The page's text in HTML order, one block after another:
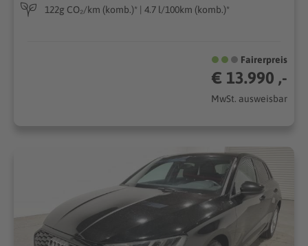
122g CO₂/km (komb.)* | 4.7 l/100km (komb.)*
Fairerpreis
€ 13.990 ,-
MwSt. ausweisbar